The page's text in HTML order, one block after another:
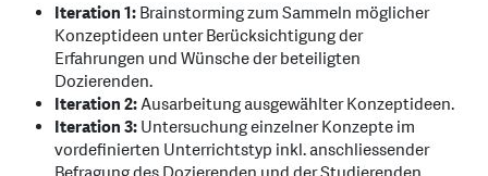
Iteration 1:Brainstorming zum Sammeln möglicher
Konzeptideen unter Berücksichtigung der
Erfahrungen und Wünsche der beteiligten
Dozierenden.
Iteration 2:Ausarbeitung ausgewählter Konzeptideen.
Iteration 3:Untersuchung einzelner Konzepte im
vordefinierten Unterrichtstyp inkl. anschliessender